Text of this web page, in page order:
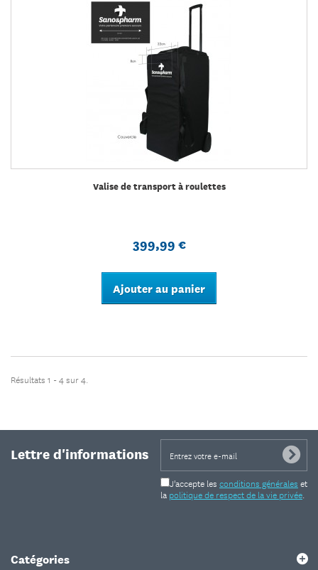
Valise de transport à roulettes
399,99 €
Ajouter au panier
Résultats 1 - 4 sur 4.
Lettre d'informations
J'accepte les conditions générales et
la politique de respect de la vie privée.
Catégories